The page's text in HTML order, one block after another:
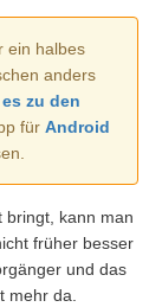
ein halbes
anders
zu den
für Android
bringt, kann man
früher besser
und das
mehr da.